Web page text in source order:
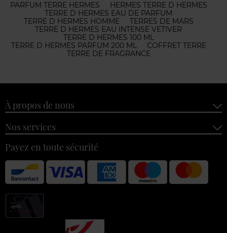
PARFUM TERRE HERMES
HERMES TERRE D HERMES
TERRE D HERMES EAU DE PARFUM
TERRE D HERMES HOMME
TERRES DE MARS
TERRE D HERMES EAU INTENSE VETIVER
TERRE D HERMES 100 ML
TERRE D HERMES PARFUM 200 ML
COFFRET TERRE
TERRE DE FRAGRANCE
À propos de nous
Nos services
Payez en toute sécurité